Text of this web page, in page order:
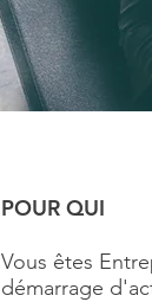
POUR QUI
Vous êtes
démarrage